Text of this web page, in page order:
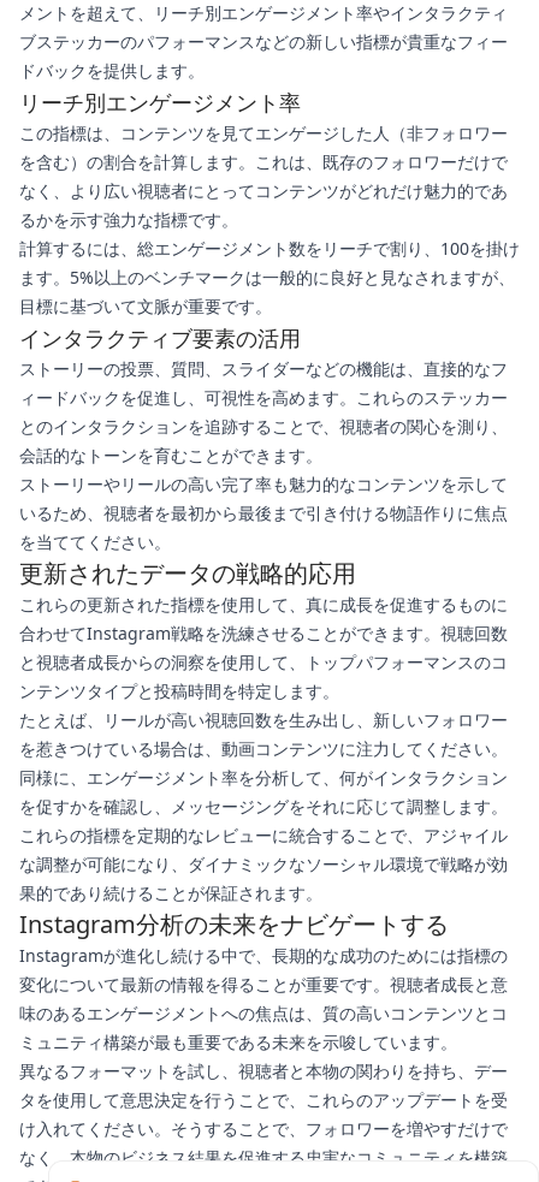
メントを超えて、リーチ別エンゲージメント率やインタラクティ
ブステッカーのパフォーマンスなどの新しい指標が貴重なフィー
ドバックを提供します。
リーチ別エンゲージメント率
この指標は、コンテンツを見てエンゲージした人（非フォロワー
を含む）の割合を計算します。これは、既存のフォロワーだけで
なく、より広い視聴者にとってコンテンツがどれだけ魅力的であ
るかを示す強力な指標です。
計算するには、総エンゲージメント数をリーチで割り、100を掛け
ます。5%以上のベンチマークは一般的に良好と見なされますが、
目標に基づいて文脈が重要です。
インタラクティブ要素の活用
ストーリーの投票、質問、スライダーなどの機能は、直接的なフ
ィードバックを促進し、可視性を高めます。これらのステッカー
とのインタラクションを追跡することで、視聴者の関心を測り、
会話的なトーンを育むことができます。
ストーリーやリールの高い完了率も魅力的なコンテンツを示して
いるため、視聴者を最初から最後まで引き付ける物語作りに焦点
を当ててください。
更新されたデータの戦略的応用
これらの更新された指標を使用して、真に成長を促進するものに
合わせてInstagram戦略を洗練させることができます。視聴回数
と視聴者成長からの洞察を使用して、トップパフォーマンスのコ
ンテンツタイプと投稿時間を特定します。
たとえば、リールが高い視聴回数を生み出し、新しいフォロワー
を惹きつけている場合は、動画コンテンツに注力してください。
同様に、エンゲージメント率を分析して、何がインタラクション
を促すかを確認し、メッセージングをそれに応じて調整します。
これらの指標を定期的なレビューに統合することで、アジャイル
な調整が可能になり、ダイナミックなソーシャル環境で戦略が効
果的であり続けることが保証されます。
Instagram分析の未来をナビゲートする
Instagramが進化し続ける中で、長期的な成功のためには指標の
変化について最新の情報を得ることが重要です。視聴者成長と意
味のあるエンゲージメントへの焦点は、質の高いコンテンツとコ
ミュニティ構築が最も重要である未来を示唆しています。
異なるフォーマットを試し、視聴者と本物の関わりを持ち、デー
タを使用して意思決定を行うことで、これらのアップデートを受
け入れてください。そうすることで、フォロワーを増やすだけで
なく、本物のビジネス結果を促進する忠実なコミュニティを構築